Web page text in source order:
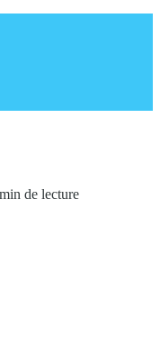
de lecture